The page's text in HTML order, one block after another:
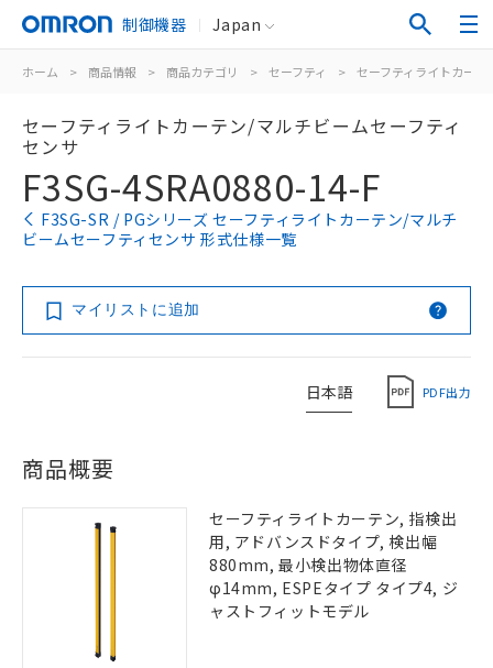
制御機器 Japan
ホーム > 商品情報 > 商品カテゴリ > セーフティ > セーフティライトカー
セーフティライトカーテン/マルチビームセーフティ
センサ
F3SG-4SRA0880-14-F
F3SG-SR / PGシリーズ セーフティライトカーテン/マルチ
ビームセーフティセンサ 形式仕様一覧
マイリストに追加
日本語 PDF出力
商品概要
セーフティライトカーテン, 指検出
用, アドバンスドタイプ, 検出幅
880mm, 最小検出物体直径
φ14mm, ESPEタイプ タイプ4, ジ
ャストフィットモデル